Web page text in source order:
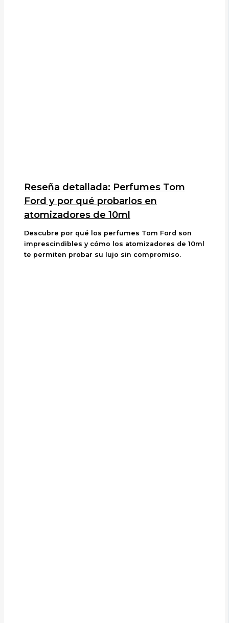
Reseña detallada: Perfumes Tom
Ford y por qué probarlos en
atomizadores de 10ml
Descubre por qué los perfumes Tom Ford son
imprescindibles y cómo los atomizadores de 10ml
te permiten probar su lujo sin compromiso.